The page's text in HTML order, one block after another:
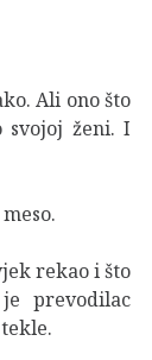
Ali ono što
ženi. I
rekao i što
prevodilac